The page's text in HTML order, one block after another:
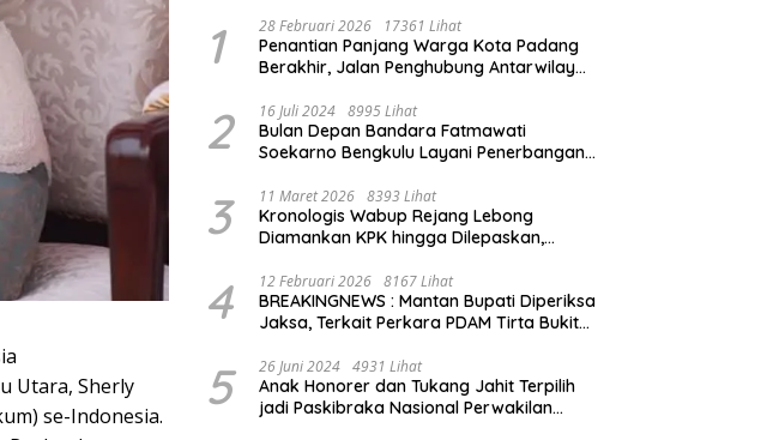
Utara, Sherly
se-Indonesia.
1 28 Februari 2026 17361 Lihat
Penantian Panjang Warga Kota Padang
Berakhir, Jalan Penghubung Antarwilayah
2 16 Juli 2024 8995 Lihat
Bulan Depan Bandara Fatmawati
Soekarno Bengkulu Layani Penerbangan
3 11 Maret 2026 8393 Lihat
Kronologis Wabup Rejang Lebong
Diamankan KPK hingga Dilepaskan,
4 12 Februari 2026 8167 Lihat
BREAKINGNEWS : Mantan Bupati Diperiksa
Jaksa, Terkait Perkara PDAM Tirta Bukit
5 26 Juni 2024 4931 Lihat
Anak Honorer dan Tukang Jahit Terpilih
jadi Paskibraka Nasional Perwakilan